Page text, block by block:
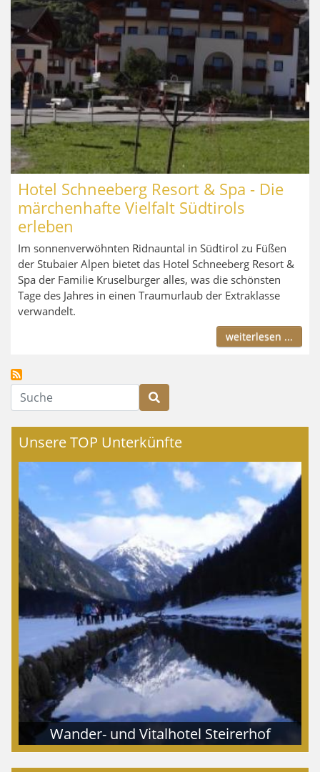
Hotel Schneeberg Resort & Spa - Die
märchenhafte Vielfalt Südtirols
erleben
Im sonnenverwöhnten Ridnauntal in Südtirol zu Füßen
der Stubaier Alpen bietet das Hotel Schneeberg Resort &
Spa der Familie Kruselburger alles, was die schönsten
Tage des Jahres in einen Traumurlaub der Extraklasse
verwandelt.
weiterlesen ...
Suche
Unsere TOP Unterkünfte
Wander- und Vitalhotel Steirerhof